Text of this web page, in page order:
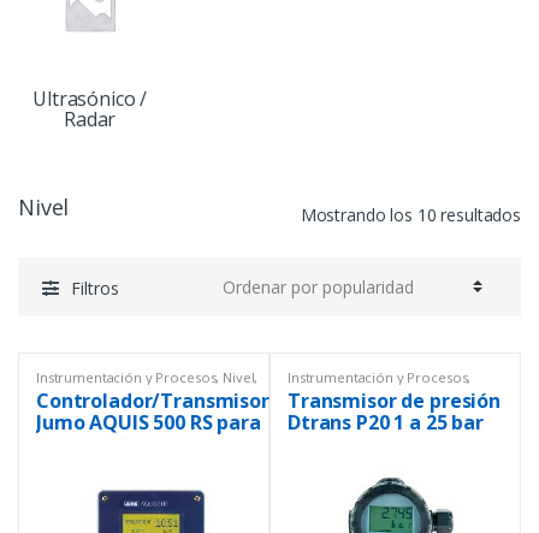
Ultrasónico /
Radar
Nivel Mostrando los 10 resultados
Filtros
Instrumentación y Procesos, Nivel,
Transmisor
Controlador/Transmisor
Jumo AQUIS 500 RS para
Instrumentación y Procesos,
Nivel Transmisor
Transmisor de presión
Dtrans P20 1 a 25 bar